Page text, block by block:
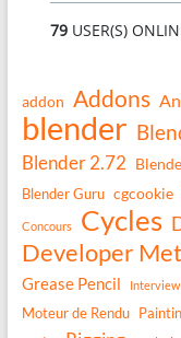
79 USER(S)
addon Addons
blender
Blender 2.72
Blender Guru cgcookie
Concours Cycles
Developer
Grease Pencil Interview
Moteur de Rendu